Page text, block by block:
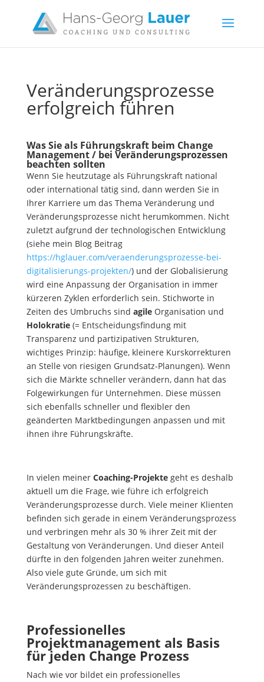
Veränderungsprozesse
erfolgreich führen
Was Sie als Führungskraft beim Change
Management / bei Veränderungsprozessen
beachten sollten
Wenn Sie heutzutage als Führungskraft national
oder international tätig sind, dann werden Sie in
Ihrer Karriere um das Thema Veränderung und
Veränderungsprozesse nicht herumkommen. Nicht
zuletzt aufgrund der technologischen Entwicklung
(siehe mein Blog Beitrag
https://hglauer.com/veraenderungsprozesse-bei-
digitalisierungs-projekten/) und der Globalisierung
wird eine Anpassung der Organisation in immer
kürzeren Zyklen erforderlich sein. Stichworte in
Zeiten des Umbruchs sind agile Organisation und
Holokratie (= Entscheidungsfindung mit
Transparenz und partizipativen Strukturen,
wichtiges Prinzip: häufige, kleinere Kurskorrekturen
an Stelle von riesigen Grundsatz-Planungen). Wenn
sich die Märkte schneller verändern, dann hat das
Folgewirkungen für Unternehmen. Diese müssen
sich ebenfalls schneller und flexibler den
geänderten Marktbedingungen anpassen und mit
ihnen ihre Führungskräfte.
In vielen meiner Coaching-Projektegeht es deshalb
aktuell um die Frage, wie führe ich erfolgreich
Veränderungsprozesse durch. Viele meiner Klienten
befinden sich gerade in einem Veränderungsprozess
und verbringen mehr als 30 % ihrer Zeit mit der
Gestaltung von Veränderungen. Und dieser Anteil
dürfte in den folgenden Jahren weiter zunehmen.
Also viele gute Gründe, um sich mit
Veränderungsprozessen zu beschäftigen.
Professionelles
Projektmanagement als Basis
für jeden Change Prozess
Nach wie vor bildet ein professionelles